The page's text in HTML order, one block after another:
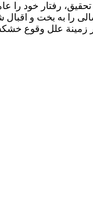
رفتار خود را
به بخت و اقبال
در زمینة علل